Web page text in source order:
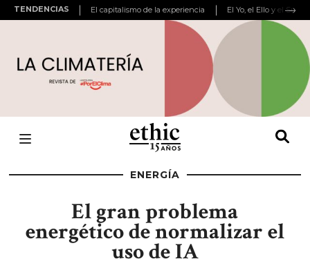
TENDENCIAS El capitalismo de la experiencia El Yo, el Ello y el
ENERGÍA
El gran problema
energético de normalizar el
uso de IA